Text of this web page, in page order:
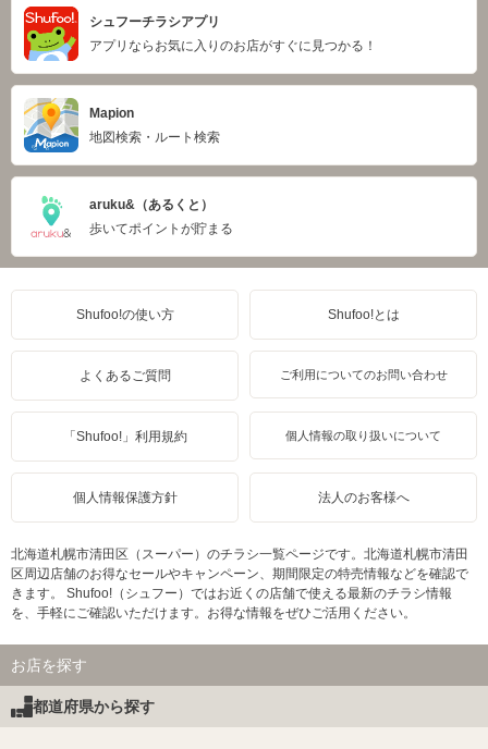
シュフーチラシアプリ
アプリならお気に入りのお店がすぐに見つかる！
Mapion
地図検索・ルート検索
aruku&（あるくと）
歩いてポイントが貯まる
Shufoo!の使い方 Shufoo!とは
よくあるご質問 ご利用についてのお問い合わせ
「Shufoo!」利用規約 個人情報の取り扱いについて
個人情報保護方針 法人のお客様へ
北海道札幌市清田区（スーパー）のチラシ一覧ページです。北海道札幌市清田
区周辺店舗のお得なセールやキャンペーン、期間限定の特売情報などを確認で
きます。 Shufoo!（シュフー）ではお近くの店舗で使える最新のチラシ情報
を、手軽にご確認いただけます。お得な情報をぜひご活用ください。
お店を探す
都道府県から探す